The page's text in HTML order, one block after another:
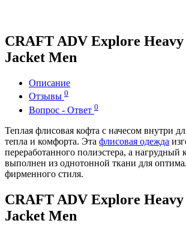
CRAFT ADV Explore Heavy
Jacket Men
Описание
Отзывы 0
Вопрос - Ответ 0
Теплая флисовая кофта с начесом внутри
тепла и комфорта. Эта флисовая одежда
переработанного полиэстера, а
выполнен из однотонной ткани для
фирменного стиля.
CRAFT ADV Explore Heavy
Jacket Men